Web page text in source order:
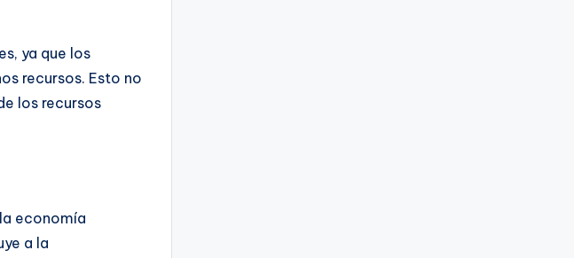
ya que los
recursos. Esto no
los recursos
economía
a la